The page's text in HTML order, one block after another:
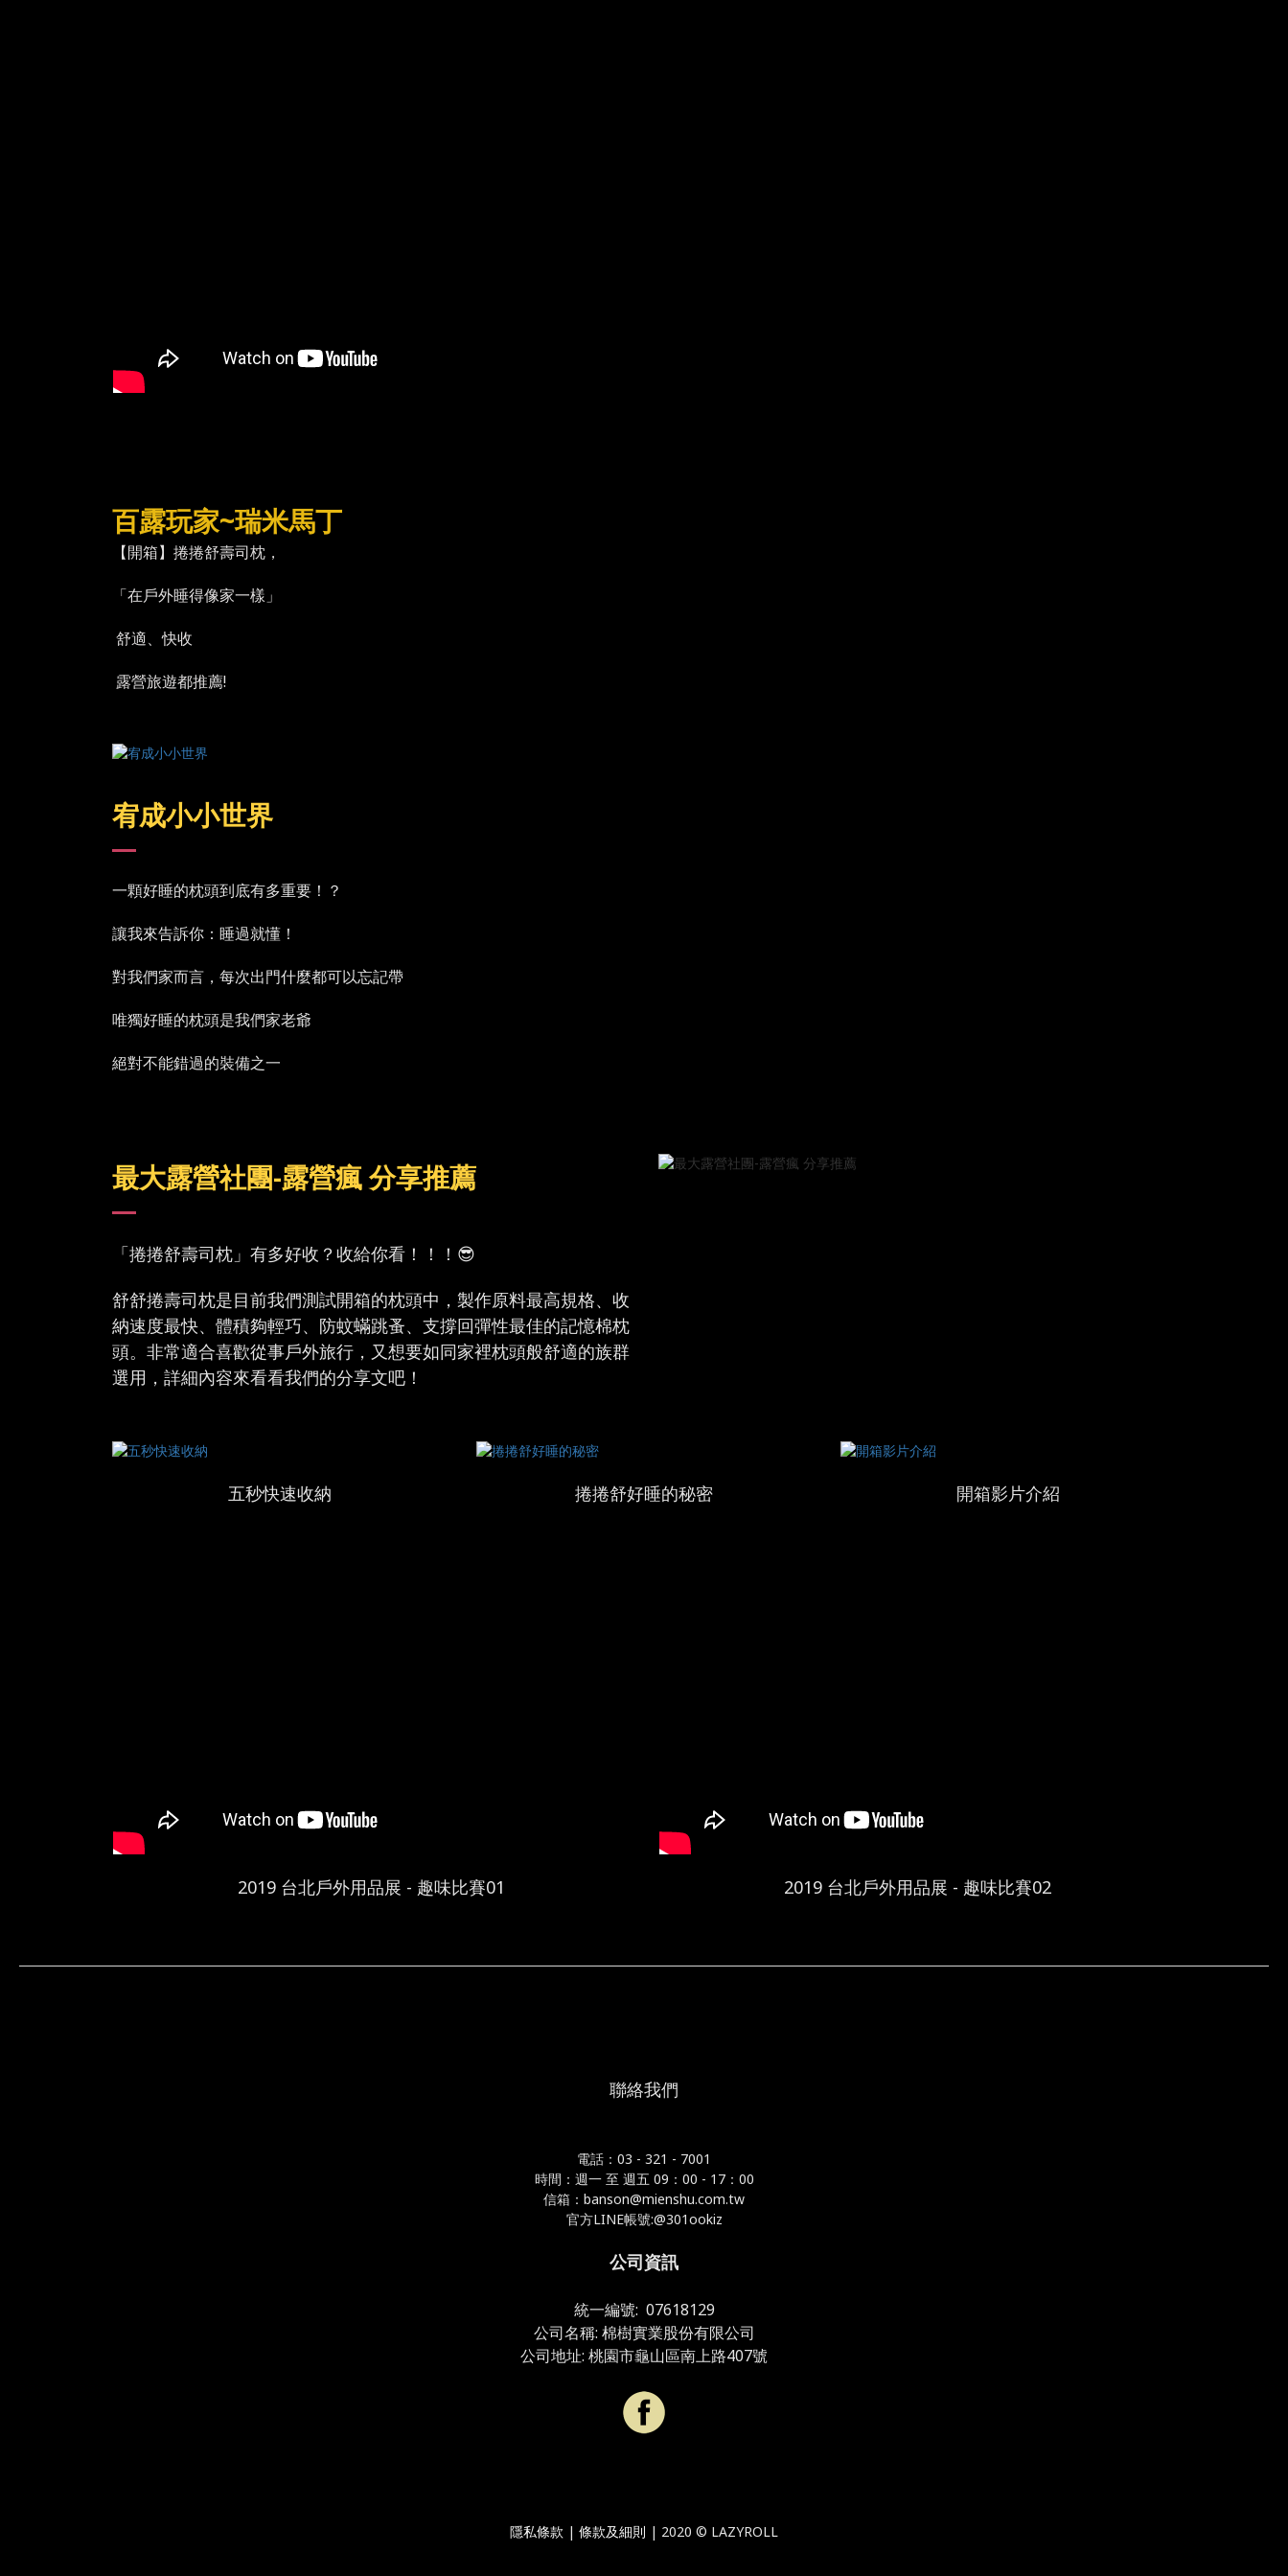
百露玩家~瑞米馬丁
【開箱】捲捲舒壽司枕，
「在戶外睡得像家一樣」
舒適、快收
露營旅遊都推薦!
宥成小小世界
一顆好睡的枕頭到底有多重要！？
讓我來告訴你：睡過就懂！
對我們家而言，每次出門什麼都可以忘記帶
唯獨好睡的枕頭是我們家老爺
絕對不能錯過的裝備之一
最大露營社團-露營瘋 分享推薦
「捲捲舒壽司枕」有多好收？收給你看！！！😎
舒舒捲壽司枕是目前我們測試開箱的枕頭中，製作原料最高規格、收
納速度最快、體積夠輕巧、防蚊蟎跳蚤、支撐回彈性最佳的記憶棉枕
頭。非常適合喜歡從事戶外旅行，又想要如同家裡枕頭般舒適的族群
選用，詳細內容來看看我們的分享文吧！
五秒快速收納 捲捲舒好睡的秘密 開箱影片介紹
2019 台北戶外用品展 - 趣味比賽01 2019 台北戶外用品展 - 趣味比賽02
聯絡我們
電話：03 - 321 - 7001
時間：週一 至 週五 09：00 - 17：00
信箱：banson@mienshu.com.tw
官方LINE帳號:@301ookiz
公司資訊
統一編號: 07618129
公司名稱: 棉樹實業股份有限公司
公司地址: 桃園市龜山區南上路407號
隱私條款 | 條款及細則 | 2020 © LAZYROLL